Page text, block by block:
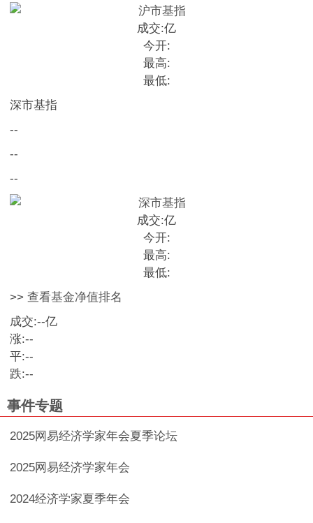
成交:亿
今开:
最高:
最低:
深市基指
--
--
--
成交:亿
今开:
最高:
最低:
>> 查看基金净值排名
成交:--亿
涨:--
平:--
跌:--
事件专题
2025网易经济学家年会夏季论坛
2025网易经济学家年会
2024经济学家夏季年会